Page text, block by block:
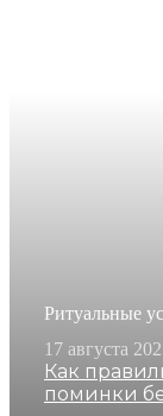
Ритуальные
17 августа
Как
поминки